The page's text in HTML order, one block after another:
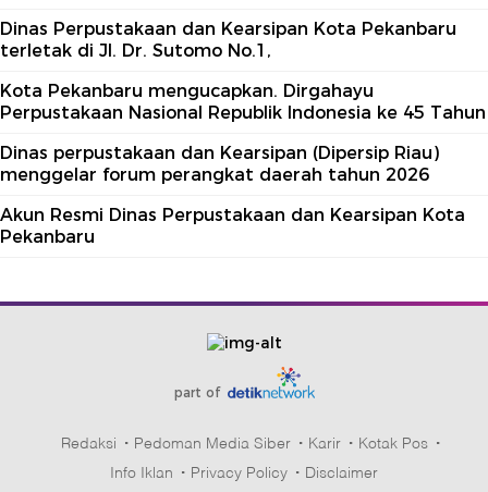
Dinas Perpustakaan dan Kearsipan Kota Pekanbaru
terletak di Jl. Dr. Sutomo No.1,
Kota Pekanbaru mengucapkan. Dirgahayu
Perpustakaan Nasional Republik Indonesia ke 45 Tahun
Dinas perpustakaan dan Kearsipan (Dipersip Riau)
menggelar forum perangkat daerah tahun 2026
Akun Resmi Dinas Perpustakaan dan Kearsipan Kota
Pekanbaru
part of
Redaksi Pedoman Media Siber Karir
Kotak Pos
Info Iklan
Privacy Policy Disclaimer